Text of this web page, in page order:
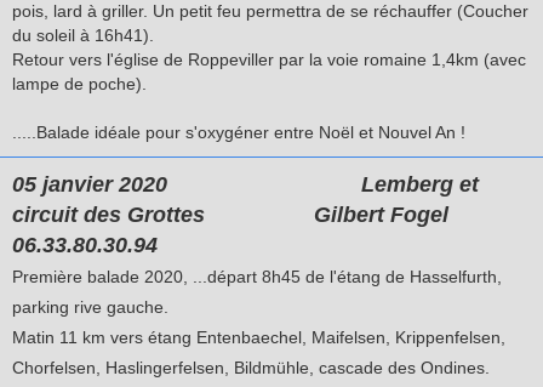
pois, lard à griller. Un petit feu permettra de se réchauffer (Coucher
du soleil à 16h41).
Retour vers l'église de Roppeviller par la voie romaine 1,4km (avec
lampe de poche).
.....Balade idéale pour s'oxygéner entre Noël et Nouvel An !
05 janvier 2020 Lemberg et
circuit des Grottes Gilbert Fogel
06.33.80.30.94
Première balade 2020, ...départ 8h45 de l'étang de Hasselfurth,
parking rive gauche.
Matin 11 km vers étang Entenbaechel, Maifelsen, Krippenfelsen,
Chorfelsen, Haslingerfelsen, Bildmühle, cascade des Ondines.